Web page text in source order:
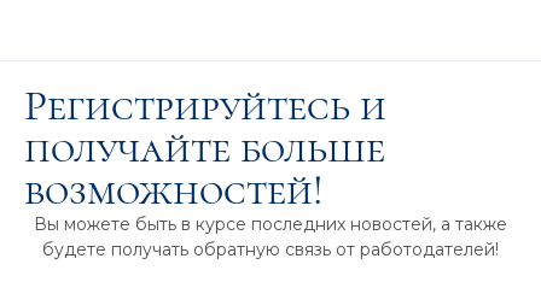
Регистрируйтесь и
получайте больше
возможностей!
Вы можете быть в курсе последних новостей, а также
будете получать обратную связь от работодателей!